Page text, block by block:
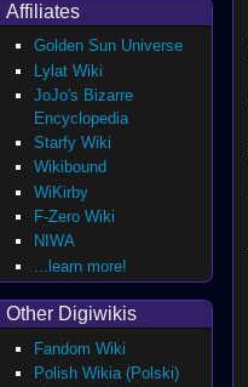
Affiliates
Golden Sun Universe
Lylat Wiki
JoJo's Bizarre
Encyclopedia
Starfy Wiki
Wikibound
WiKirby
F-Zero Wiki
NIWA
...learn more!
Other Digiwikis
Fandom Wiki
Polish Wikia (Polski)